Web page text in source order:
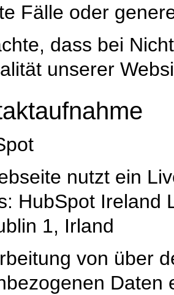
Fälle oder
dass bei
unserer
nutzt ein
HubSpot Ireland
1, Irland
von über
Daten